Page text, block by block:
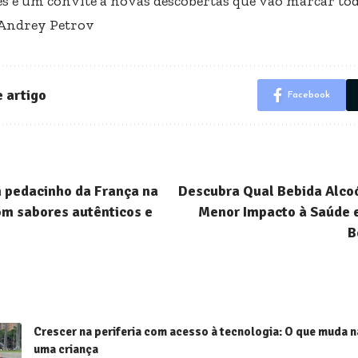
Petrov
artigo Facebook
pedacinho da França na
sabores autênticos e
Descubra Qual Bebida
Menor Impacto à Saúde
Crescer na periferia com acesso à tecnologia: O que muda
uma criança